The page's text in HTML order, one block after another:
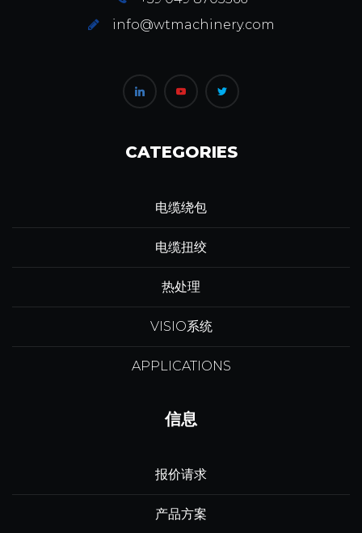
info@wtmachinery.com
CATEGORIES
电缆绕包
电缆扭绞
热处理
VISIO系统
APPLICATIONS
信息
报价请求
产品方案